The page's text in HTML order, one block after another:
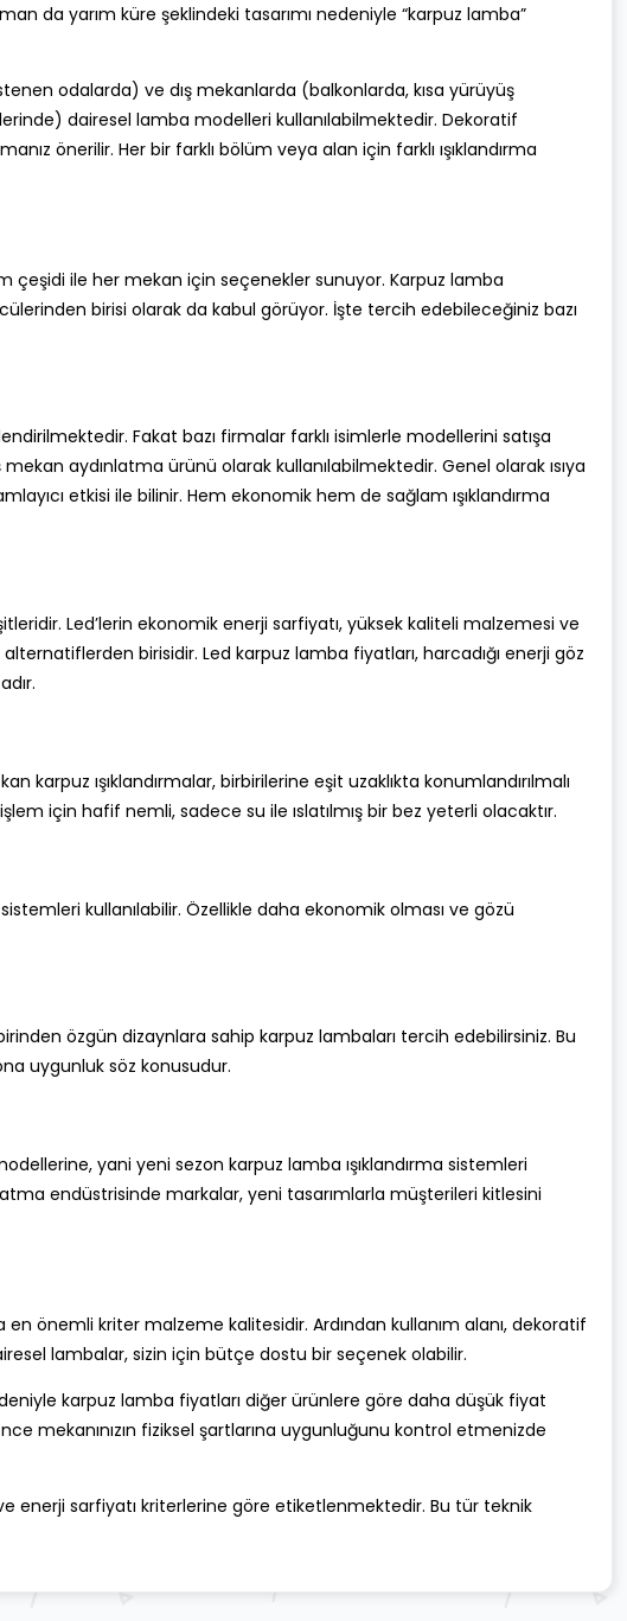
da yarım küre şeklindeki tasarımı nedeniyle “karpuz lamba”
odalarda) ve dış mekanlarda (balkonlarda, kısa yürüyüş
dairesel lamba modelleri kullanılabilmektedir. Dekoratif
önerilir. Her bir farklı bölüm veya alan için farklı ışıklandırma
çeşidi ile her mekan için seçenekler sunuyor. Karpuz lamba
birisi olarak da kabul görüyor. İşte tercih edebileceğiniz bazı
Fakat bazı firmalar farklı isimlerle modellerini satışa
aydınlatma ürünü olarak kullanılabilmektedir. Genel olarak ısıya
etkisi ile bilinir. Hem ekonomik hem de sağlam ışıklandırma
Led’lerin ekonomik enerji sarfiyatı, yüksek kaliteli malzemesi ve
birisidir. Led karpuz lamba fiyatları, harcadığı enerji göz
karpuz ışıklandırmalar, birbirilerine eşit uzaklıkta konumlandırılmalı
için hafif nemli, sadece su ile ıslatılmış bir bez yeterli olacaktır.
kullanılabilir. Özellikle daha ekonomik olması ve gözü
özgün dizaynlara sahip karpuz lambaları tercih edebilirsiniz. Bu
uygunluk söz konusudur.
yani yeni sezon karpuz lamba ışıklandırma sistemleri
endüstrisinde markalar, yeni tasarımlarla müşterileri kitlesini
önemli kriter malzeme kalitesidir. Ardından kullanım alanı, dekoratif
lambalar, sizin için bütçe dostu bir seçenek olabilir.
karpuz lamba fiyatları diğer ürünlere göre daha düşük fiyat
mekanınızın fiziksel şartlarına uygunluğunu kontrol etmenizde
enerji sarfiyatı kriterlerine göre etiketlenmektedir. Bu tür teknik